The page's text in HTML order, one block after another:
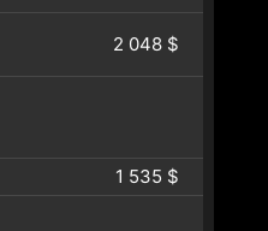
2 048 $
1 535 $